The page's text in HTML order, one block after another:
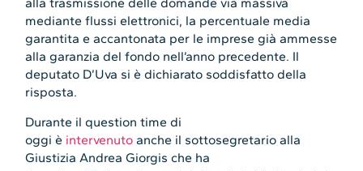
mediante flussi elettronici, la percentuale media
garantita e accantonata per le imprese già ammesse
alla garanzia del fondo nell’anno precedente. Il
deputato D’Uva si è dichiarato soddisfatto della
risposta.
Durante il question time di
oggi è intervenuto anche il sottosegretario alla
Giustizia Andrea Giorgis che ha